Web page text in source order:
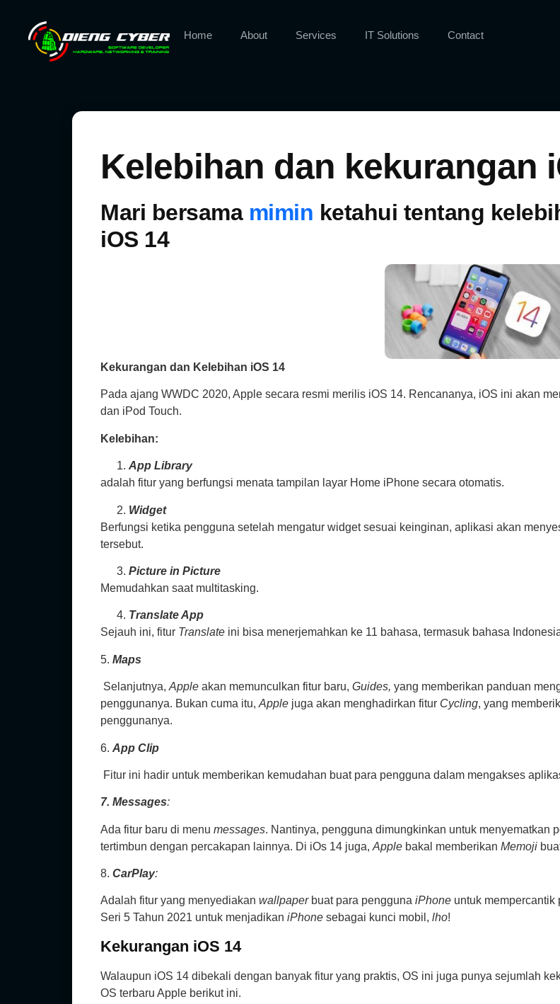
Home About Services IT Solutions Contact
Kelebihan dan kekurangan
Mari bersama mimin ketahui tentang
iOS 14
Kekurangan dan Kelebihan iOS 14
Pada ajang WWDC 2020, Apple secara resmi merilis iOS 14. Rencananya, iOS ini akan
dan iPod Touch.
Kelebihan:
App Library
adalah fitur yang berfungsi menata tampilan layar Home iPhone secara otomatis.
Widget
Berfungsi ketika pengguna setelah mengatur widget sesuai keinginan, aplikasi akan
tersebut.
Picture in Picture
Memudahkan saat multitasking.
Translate App
Sejauh ini, fitur Translate ini bisa menerjemahkan ke 11 bahasa, termasuk bahasa
5. Maps
Selanjutnya, Apple akan memunculkan fitur baru, Guides, yang memberikan panduan
penggunanya. Bukan cuma itu, Apple juga akan menghadirkan fitur Cycling, yang
penggunanya.
6. App Clip
Fitur ini hadir untuk memberikan kemudahan buat para pengguna dalam mengakses
7. Messages:
Ada fitur baru di menu messages. Nantinya, pengguna dimungkinkan untuk menyematkan
tertimbun dengan percakapan lainnya. Di iOs 14 juga, Apple bakal memberikan Memoji
8. CarPlay:
Adalah fitur yang menyediakan wallpaper buat para pengguna iPhone untuk
Seri 5 Tahun 2021 untuk menjadikan iPhone sebagai kunci mobil, lho!
Kekurangan iOS 14
Walaupun iOS 14 dibekali dengan banyak fitur yang praktis, OS ini juga punya sejumlah
OS terbaru Apple berikut ini.